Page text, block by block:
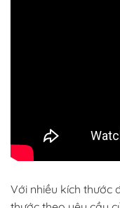
Với nhiều kích thước